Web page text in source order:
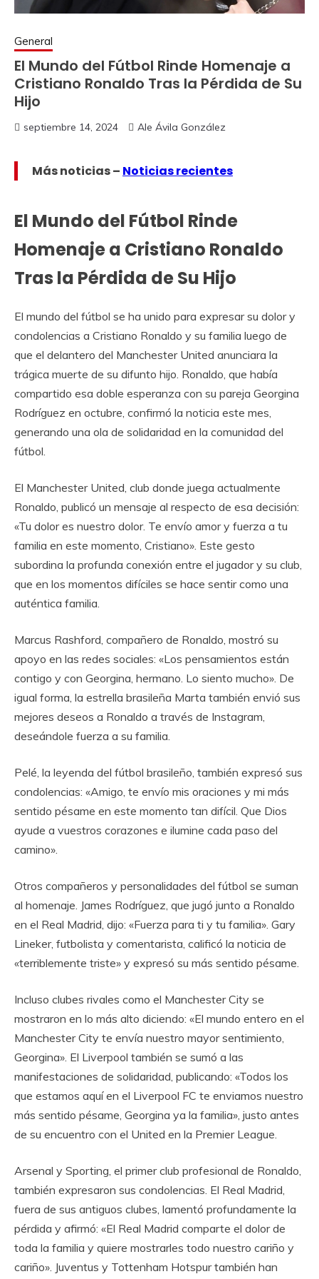
General
El Mundo del Fútbol Rinde Homenaje a
Cristiano Ronaldo Tras la Pérdida de Su
Hijo
septiembre 14, 2024 Ale Ávila González
Más noticias – Noticias recientes
El Mundo del Fútbol Rinde
Homenaje a Cristiano Ronaldo
Tras la Pérdida de Su Hijo
El mundo del fútbol se ha unido para expresar su dolor y
condolencias a Cristiano Ronaldo y su familia luego de
que el delantero del Manchester United anunciara la
trágica muerte de su difunto hijo. Ronaldo, que había
compartido esa doble esperanza con su pareja Georgina
Rodríguez en octubre, confirmó la noticia este mes,
generando una ola de solidaridad en la comunidad del
fútbol.
El Manchester United, club donde juega actualmente
Ronaldo, publicó un mensaje al respecto de esa decisión:
«Tu dolor es nuestro dolor. Te envío amor y fuerza a tu
familia en este momento, Cristiano». Este gesto
subordina la profunda conexión entre el jugador y su club,
que en los momentos difíciles se hace sentir como una
auténtica familia.
Marcus Rashford, compañero de Ronaldo, mostró su
apoyo en las redes sociales: «Los pensamientos están
contigo y con Georgina, hermano. Lo siento mucho». De
igual forma, la estrella brasileña Marta también envió sus
mejores deseos a Ronaldo a través de Instagram,
deseándole fuerza a su familia.
Pelé, la leyenda del fútbol brasileño, también expresó sus
condolencias: «Amigo, te envío mis oraciones y mi más
sentido pésame en este momento tan difícil. Que Dios
ayude a vuestros corazones e ilumine cada paso del
camino».
Otros compañeros y personalidades del fútbol se suman
al homenaje. James Rodríguez, que jugó junto a Ronaldo
en el Real Madrid, dijo: «Fuerza para ti y tu familia». Gary
Lineker, futbolista y comentarista, calificó la noticia de
«terriblemente triste» y expresó su más sentido pésame.
Incluso clubes rivales como el Manchester City se
mostraron en lo más alto diciendo: «El mundo entero en el
Manchester City te envía nuestro mayor sentimiento,
Georgina». El Liverpool también se sumó a las
manifestaciones de solidaridad, publicando: «Todos los
que estamos aquí en el Liverpool FC te enviamos nuestro
más sentido pésame, Georgina ya la familia», justo antes
de su encuentro con el United en la Premier League.
Arsenal y Sporting, el primer club profesional de Ronaldo,
también expresaron sus condolencias. El Real Madrid,
fuera de sus antiguos clubes, lamentó profundamente la
pérdida y afirmó: «El Real Madrid comparte el dolor de
toda la familia y quiere mostrarles todo nuestro cariño y
cariño». Juventus y Tottenham Hotspur también han